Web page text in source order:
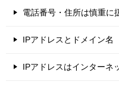
電話番号・住所は慎重に
IPアドレスとドメイン名
IPアドレスはインターネ